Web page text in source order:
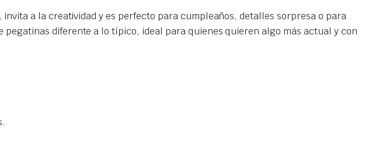
a la creatividad y es perfecto para cumpleaños, detalles sorpresa o para
diferente a lo típico, ideal para quienes quieren algo más actual y con